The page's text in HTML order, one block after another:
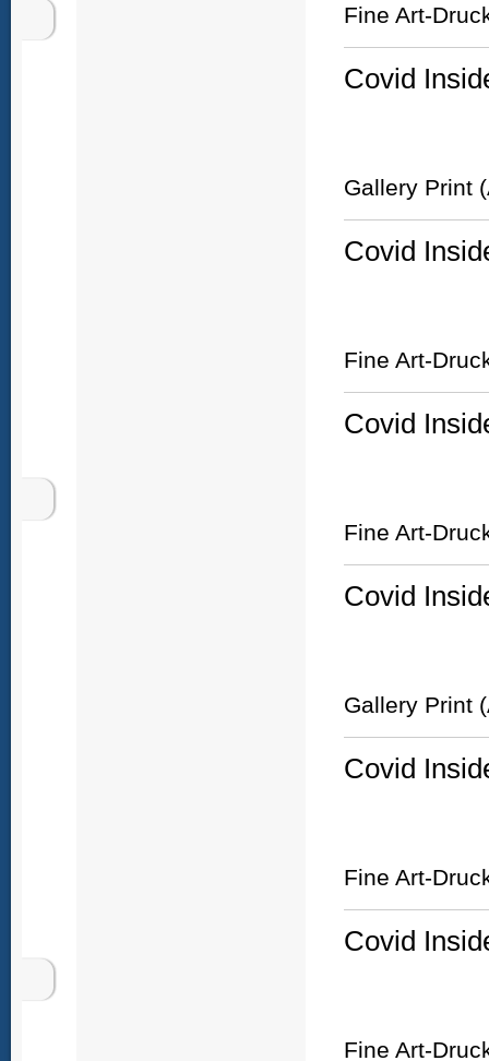
Fine Art-
Covid
Gallery Print
Covid
Fine Art-
Covid
Fine Art-
Covid
Gallery Print
Covid
Fine Art-
Covid
Fine Art-